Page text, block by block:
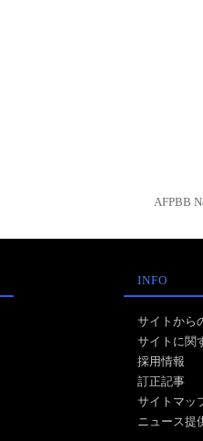
AFPBB
INFO
サイトから
サイトに関
採用情報
訂正記事
サイトマッ
ニュース提